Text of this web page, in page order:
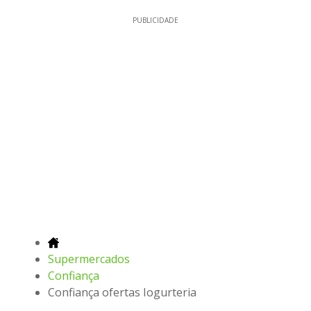
PUBLICIDADE
Supermercados
Confiança
Confiança ofertas Iogurteria